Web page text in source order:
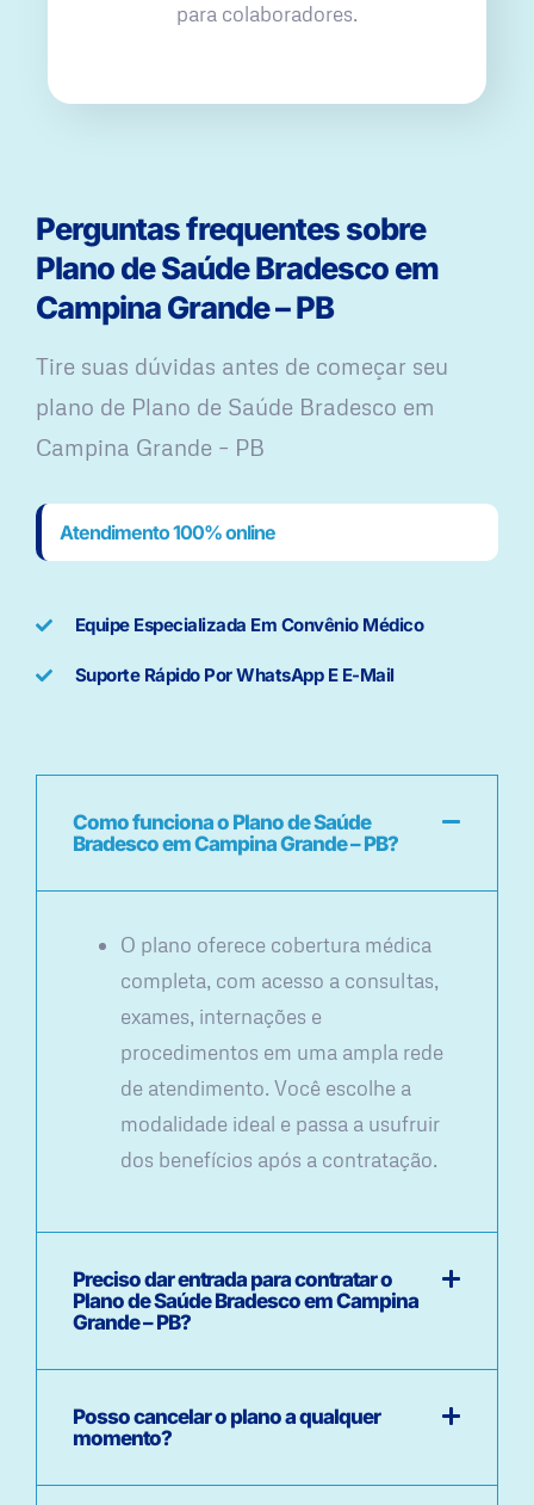
para colaboradores.
Perguntas frequentes sobre
Plano de Saúde Bradesco em
Campina Grande – PB
Tire suas dúvidas antes de começar seu
plano ​de Plano de Saúde Bradesco em
Campina Grande – PB
Atendimento 100% online
Equipe Especializada Em Convênio Médico
Suporte Rápido Por WhatsApp E E-Mail
Como funciona o Plano de Saúde
Bradesco em Campina Grande – PB?
O plano oferece cobertura médica
completa, com acesso a consultas,
exames, internações e
procedimentos em uma ampla rede
de atendimento. Você escolhe a
modalidade ideal e passa a usufruir
dos benefícios após a contratação.
Preciso dar entrada para contratar o
Plano de Saúde Bradesco em Campina
Grande – PB?
Posso cancelar o plano a qualquer
momento?